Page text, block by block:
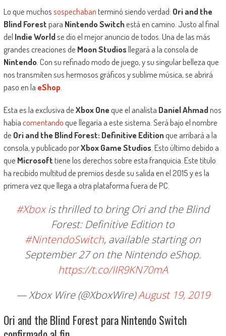
Lo que muchossospechabanterminó siendo verdad: Ori and the
Blind Forestpara Nintendo Switchestá en camino. Justo al final
del Indie Worldse dio el mejor anuncio de todos. Una de las más
grandes creaciones de Moon Studiosllegará a la consola de
Nintendo. Con su refinado modo de juego, y su singular belleza que
nos transmiten sus hermosos gráficos y sublime música, se abrirá
paso en la eShop.
Esta es la exclusiva deXbox Oneque el analista Daniel Ahmadnos
habíacomentandoque llegaría a este sistema. Será bajo el nombre
de Ori and the Blind Forest: Definitive Editionque arribará a la
consola, y publicado porXbox Game Studios. Esto último debido a
que Microsofttiene los derechos sobre esta franquicia. Este título
ha recibido multitud de premios desde su salida en el 2015 y es la
primera vez que llega a otra plataforma fuera de PC.
#Xboxis thrilled to bring Ori and the Blind
Forest: Definitive Edition to
#NintendoSwitch, available starting on
September 27 on the Nintendo eShop.
https://t.co/IIR9KN70mA
— Xbox Wire (@XboxWire)August 19, 2019
Ori and the Blind Forest para Nintendo Switch